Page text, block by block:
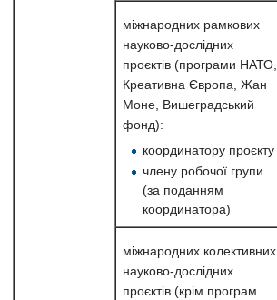
міжнародних рамкових
науково-дослідних
проєктів (програми НАТО,
Креативна Європа, Жан
Моне, Вишеградський
фонд):
координатору проєкту
члену робочої групи
(за поданням
координатора)
міжнародних колективних
науково-дослідних
проєктів (крім програм